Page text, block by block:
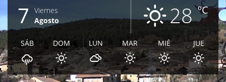
ºC
28
7
Viernes
Agosto
SÁB DOM LUN MAR MIÉ JUE